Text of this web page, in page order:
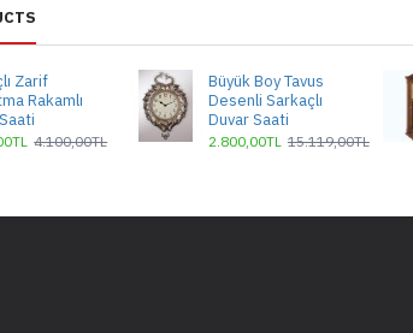
Zarif
Rakamlı
4.100,00TL
Büyük Boy Tavus
Desenli Sarkaçlı
Duvar Saati
2.800,00TL 15.119,00TL